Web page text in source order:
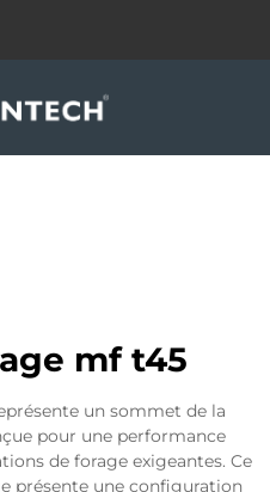
mf t45
un sommet de la
pour une performance
de forage exigeantes. Ce
présente une configuration